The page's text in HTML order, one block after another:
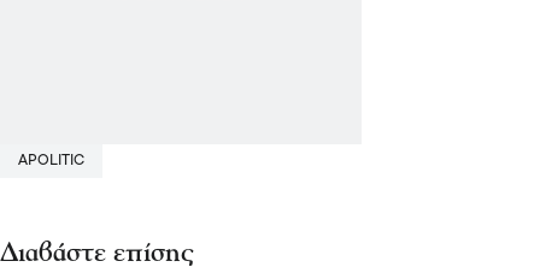
APOLITIC
Διαβάστε επίσης